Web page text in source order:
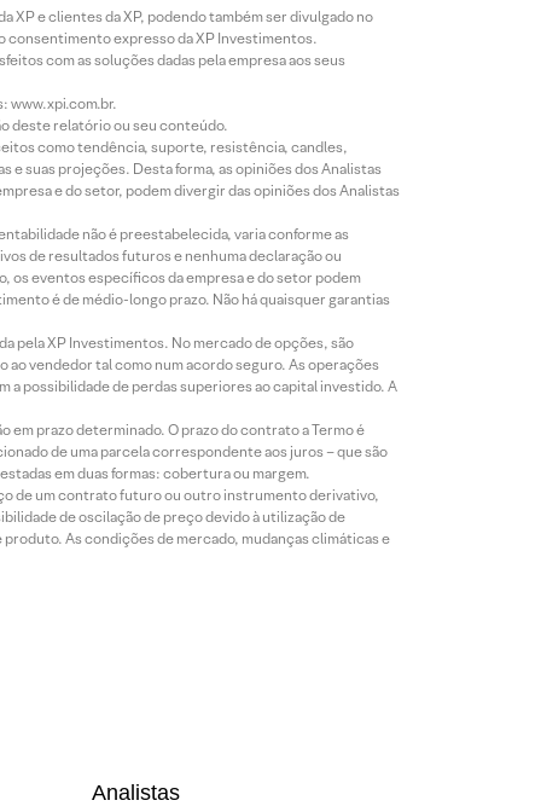
e clientes da XP, podendo também ser divulgado no
consentimento expresso da XP Investimentos.
com as soluções dadas pela empresa aos seus
www.xpi.com.br.
deste relatório ou seu conteúdo.
como tendência, suporte, resistência, candles,
e suas projeções. Desta forma, as opiniões dos Analistas
e do setor, podem divergir das opiniões dos Analistas
não é preestabelecida, varia conforme as
de resultados futuros e nenhuma declaração ou
os eventos específicos da empresa e do setor podem
é de médio-longo prazo. Não há quaisquer garantias
pela XP Investimentos. No mercado de opções, são
vendedor tal como num acordo seguro. As operações
possibilidade de perdas superiores ao capital investido. A
em prazo determinado. O prazo do contrato a Termo é
de uma parcela correspondente aos juros – que são
em duas formas: cobertura ou margem.
de um contrato futuro ou outro instrumento derivativo,
de oscilação de preço devido à utilização de
As condições de mercado, mudanças climáticas e
Analistas